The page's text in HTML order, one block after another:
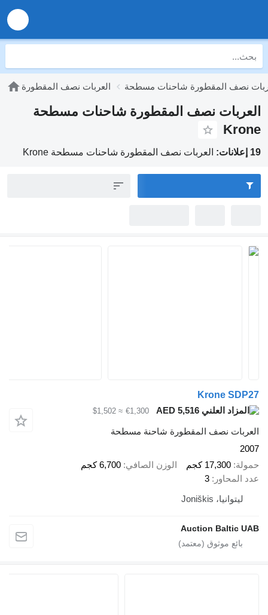
العربات نصف المقطورة نصف المقطورة شاحنات مسطحة
العربات نصف المقطورة شاحنات مسطحة
Krone
19 إعلانات: العربات نصف المقطورة شاحنات مسطحة Krone
Krone SDP27
€1,300
≈ $1,502
العربات نصف المقطورة شاحنة مسطحة
2007
حمولة 17,300 كجم الوزن الصافي 6,700 كجم
عدد المحاور
3
ليتوانيا، Joniškis
Auction Baltic UAB